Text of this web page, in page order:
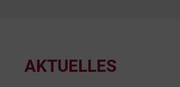
AKTUELLES